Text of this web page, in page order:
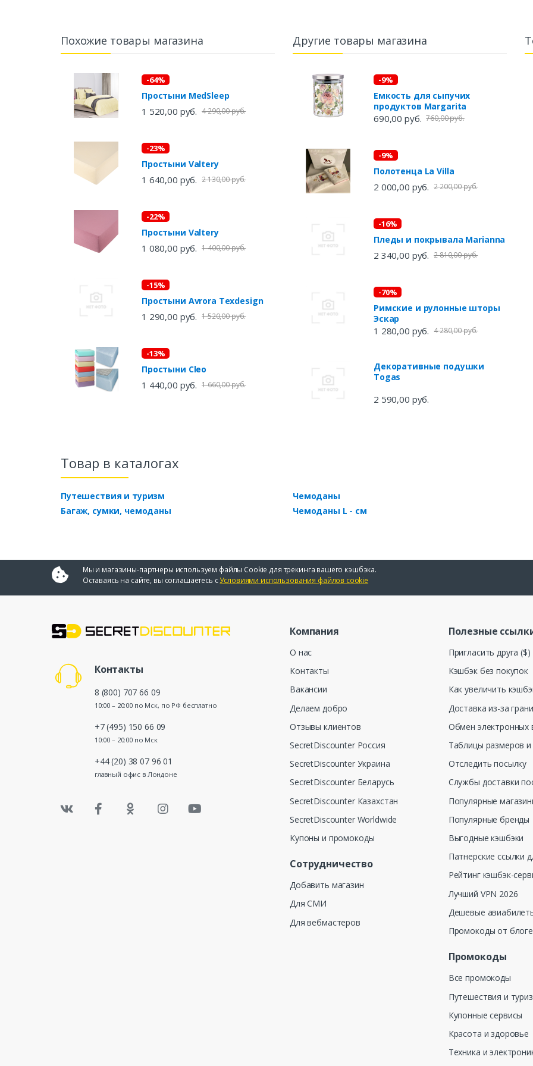
Похожие товары магазина
-64%
Простыни MedSleep
1 520,00 руб. 4 290,00 руб.
-23%
Простыни Valtery
1 640,00 руб. 2 130,00 руб.
-22%
Простыни Valtery
1 080,00 руб. 1 400,00 руб.
-15%
Простыни Avrora Texdesign
1 290,00 руб. 1 520,00 руб.
-13%
Простыни Cleo
1 440,00 руб. 1 660,00 руб.
Другие товары магазина
-9%
Емкость для сыпучих
продуктов Margarita
690,00 руб. 760,00 руб.
-9%
Полотенца La Villa
2 000,00 руб. 2 200,00 руб.
-16%
Пледы и покрывала Marianna
2 340,00 руб. 2 810,00 руб.
-70%
Римские и рулонные шторы
Эскар
1 280,00 руб. 4 280,00 руб.
Декоративные подушки
Togas
2 590,00 руб.
Товар в каталогах
Путешествия и туризм
Багаж, сумки, чемоданы
Чемоданы
Чемоданы L - см
Мы и магазины-партнеры используем файлы Cookie для трекинга вашего кэшбэка.
Оставаясь на сайте, вы соглашаетесь сУсловиями использования файлов cookie
Контакты
8 (800) 707 66 09
10:00 – 20:00 по Мск, по РФ бесплатно
+7 (495) 150 66 09
10:00 – 20:00 по Мск
+44 (20) 38 07 96 01
главный офис в Лондоне
Компания
О нас
Контакты
Вакансии
Делаем добро
Отзывы клиентов
SecretDiscounter Россия
SecretDiscounter Украина
SecretDiscounter Беларусь
SecretDiscounter Казахстан
SecretDiscounter Worldwide
Купоны и промокоды
Сотрудничество
Добавить магазин
Для СМИ
Для вебмастеров
Полезные
Пригласить друга ($)
Кэшбэк без покупок
Как увеличить
Доставка из-за
Обмен электронных
Таблицы размеров и
Отследить посылку
Службы доставки
Популярные
Популярные бренды
Выгодные кэшбэки
Патнерские ссылки
Рейтинг кэшбэк-
Лучший VPN 2026
Дешевые
Промокоды от
Промокоды
Все промокоды
Путешествия и
Купонные сервисы
Красота и здоровье
Техника и